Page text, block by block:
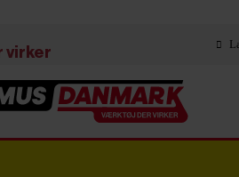
virker